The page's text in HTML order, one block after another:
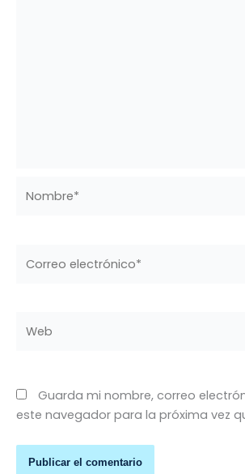
electrónico*
Guarda mi nombre, correo
este navegador para la próxima vez